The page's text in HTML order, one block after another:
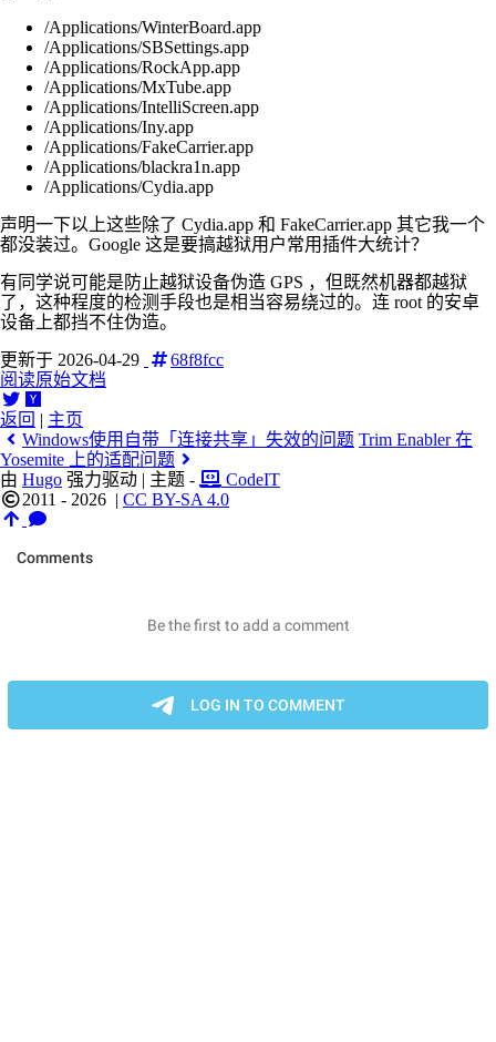
/Applications/WinterBoard.app
/Applications/SBSettings.app
/Applications/RockApp.app
/Applications/MxTube.app
/Applications/IntelliScreen.app
/Applications/Iny.app
/Applications/FakeCarrier.app
/Applications/blackra1n.app
/Applications/Cydia.app
声明一下以上这些除了 Cydia.app 和 FakeCarrier.app 其它我一个
都没装过。Google 这是要搞越狱用户常用插件大统计？
有同学说可能是防止越狱设备伪造 GPS ，但既然机器都越狱
了，这种程度的检测手段也是相当容易绕过的。连 root 的安卓
设备上都挡不住伪造。
更新于 2026-04-29
68f8fcc
阅读原始文档
返回 | 主页
Windows使用自带「连接共享」失效的问题 Trim Enabler 在
Yosemite 上的适配问题
由 Hugo 强力驱动 | 主题 -
CodeIT
2011 - 2026 | CC BY-SA 4.0